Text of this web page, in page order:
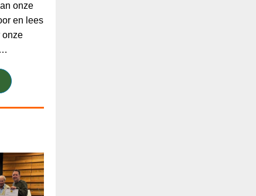
onze
en lees
onze